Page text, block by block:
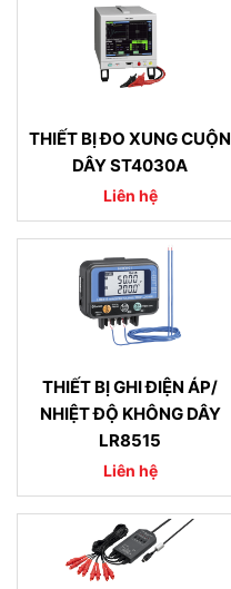
THIẾT BỊ ĐO XUNG CUỘN
DÂY ST4030A
Liên hệ
THIẾT BỊ GHI ĐIỆN ÁP/
NHIỆT ĐỘ KHÔNG DÂY
LR8515
Liên hệ